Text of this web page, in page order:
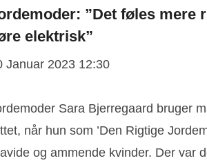
”Det føles mere
elektrisk”
Januar 2023 12:30
Sara Bjerregaard bruger
når hun som ’Den Rigtige
og ammende kvinder. Der var